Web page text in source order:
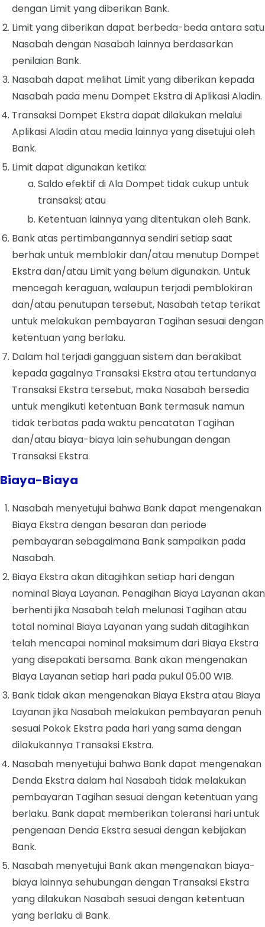
dengan Limit yang diberikan Bank.
Limit yang diberikan dapat berbeda-beda antara satu
Nasabah dengan Nasabah lainnya berdasarkan
penilaian Bank.
Nasabah dapat melihat Limit yang diberikan kepada
Nasabah pada menu Dompet Ekstra di Aplikasi Aladin.
Transaksi Dompet Ekstra dapat dilakukan melalui
Aplikasi Aladin atau media lainnya yang disetujui oleh
Bank.
Limit dapat digunakan ketika:
Saldo efektif di Ala Dompet tidak cukup untuk
transaksi; atau
Ketentuan lainnya yang ditentukan oleh Bank.
Bank atas pertimbangannya sendiri setiap saat
berhak untuk memblokir dan/atau menutup Dompet
Ekstra dan/atau Limit yang belum digunakan. Untuk
mencegah keraguan, walaupun terjadi pemblokiran
dan/atau penutupan tersebut, Nasabah tetap terikat
untuk melakukan pembayaran Tagihan sesuai dengan
ketentuan yang berlaku.
Dalam hal terjadi gangguan sistem dan berakibat
kepada gagalnya Transaksi Ekstra atau tertundanya
Transaksi Ekstra tersebut, maka Nasabah bersedia
untuk mengikuti ketentuan Bank termasuk namun
tidak terbatas pada waktu pencatatan Tagihan
dan/atau biaya-biaya lain sehubungan dengan
Transaksi Ekstra.
Biaya-Biaya
Nasabah menyetujui bahwa Bank dapat mengenakan
Biaya Ekstra dengan besaran dan periode
pembayaran sebagaimana Bank sampaikan pada
Nasabah.
Biaya Ekstra akan ditagihkan setiap hari dengan
nominal Biaya Layanan. Penagihan Biaya Layanan akan
berhenti jika Nasabah telah melunasi Tagihan atau
total nominal Biaya Layananyang sudah ditagihkan
telah mencapai nominal maksimum dari Biaya Ekstra
yang disepakati bersama. Bank akan mengenakan
Biaya Layanan setiap hari pada pukul 05.00 WIB.
Bank tidak akan mengenakan Biaya Ekstra atau Biaya
Layananjika Nasabah melakukan pembayaran penuh
sesuai Pokok Ekstra pada hari yang sama dengan
dilakukannya Transaksi Ekstra.
Nasabah menyetujui bahwa Bank dapat mengenakan
Denda Ekstra dalam hal Nasabah tidak melakukan
pembayaran Tagihan sesuai dengan ketentuan yang
berlaku. Bank dapat memberikan toleransi hari untuk
pengenaan Denda Ekstra sesuai dengan kebijakan
Bank.
Nasabah menyetujui Bank akan mengenakan biaya-
biaya lainnya sehubungan dengan Transaksi Ekstra
yang dilakukan Nasabah sesuai dengan ketentuan
yang berlaku di Bank.